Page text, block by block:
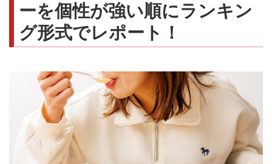
ーを個性が強い順にランキン
グ形式でレポート！